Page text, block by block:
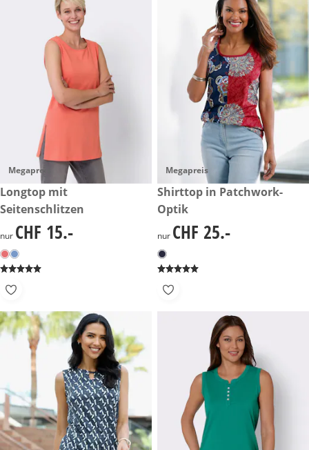
Megapreis
CHF 15.-
Longtop mit
Seitenschlitzen
CHF 15.-
nur CHF 15.-
Megapreis
CHF 25.-
Shirttop in Patchwork-
Optik
CHF 25.-
nur CHF 25.-